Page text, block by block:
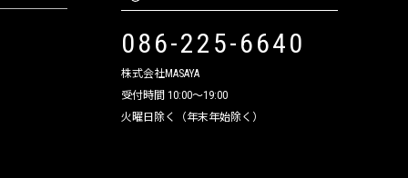
086-225-6640
株式会社MASAYA
受付時間 10:00～19:00
火曜日除く（年末年始除く）